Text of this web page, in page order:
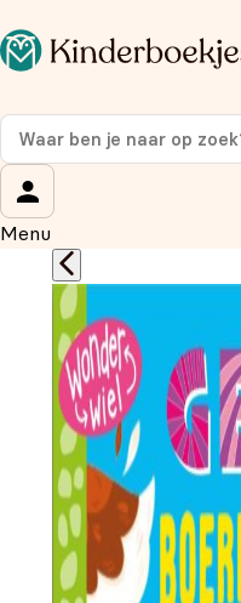
Menu
Op de hoogte blijven
Meld je aan voor onze
korting
Wat is je voornaam?
Wat is je e-mailadres?*
Aanmelden
We gebruiken je
overeenstemming met